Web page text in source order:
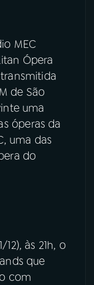
MEC
Ópera
de São
uma
óperas da
uma das
do
às 21h, o
que
com